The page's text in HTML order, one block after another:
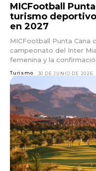
MICFootball
turismo
en 2027
MICFootball Punta Cana
campeonato del Inter
femenina y la
Turismo 30 DE JUNIO DE 2026